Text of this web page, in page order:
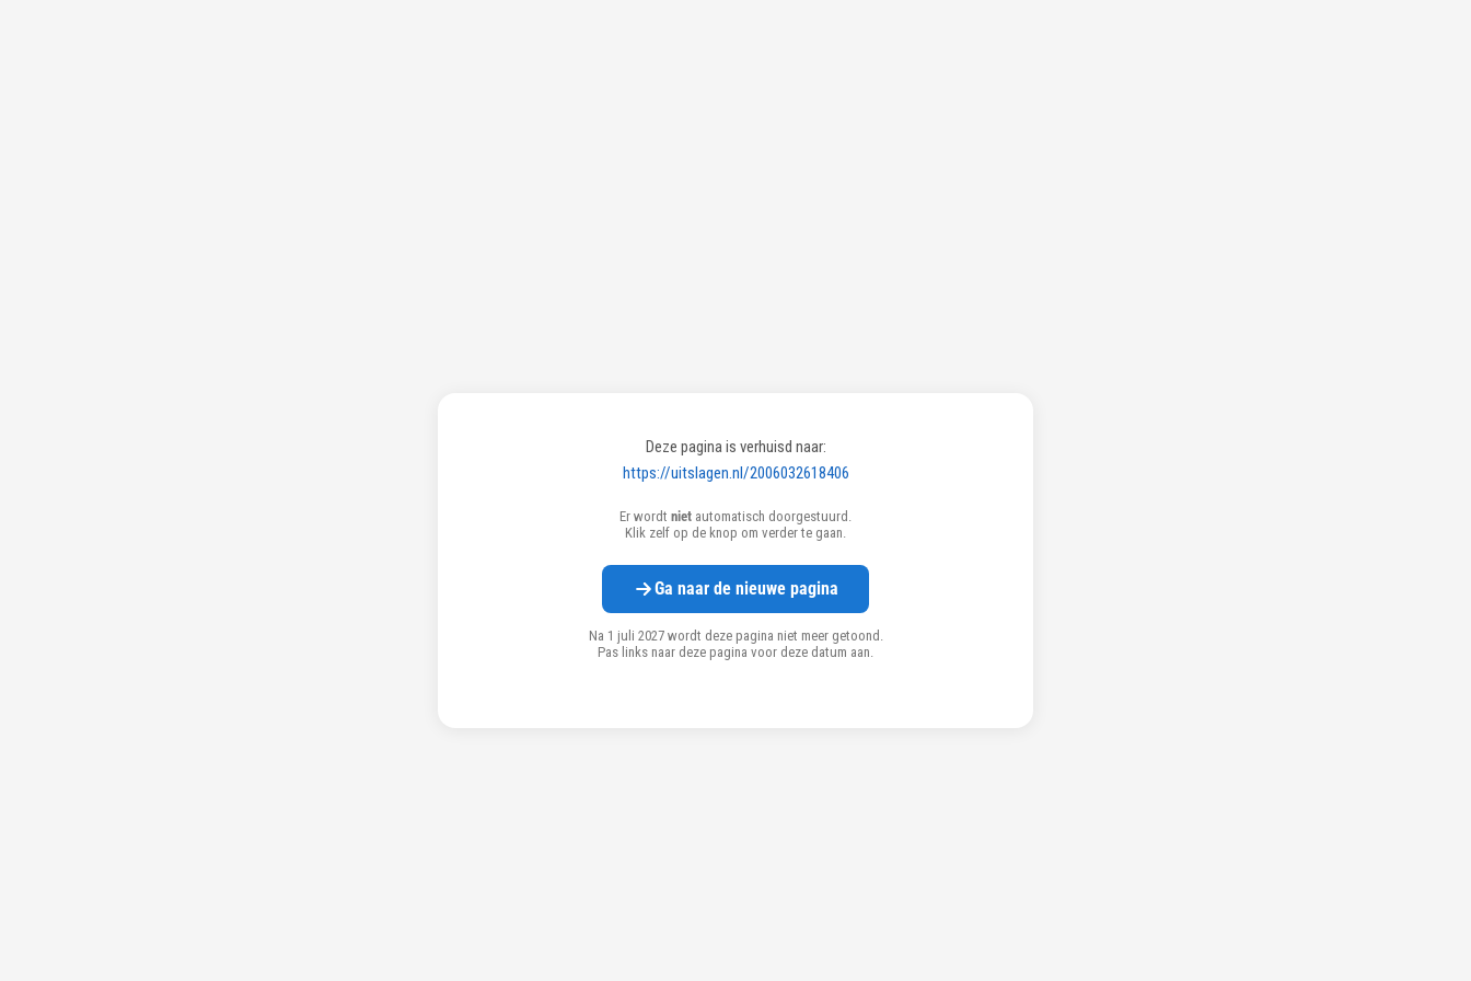
Deze pagina is verhuisd naar:
https://uitslagen.nl/2006032618406
Er wordt niet automatisch doorgestuurd.
Klik zelf op de knop om verder te gaan.
Ga naar de nieuwe pagina
Na 1 juli 2027 wordt deze pagina niet meer getoond.
Pas links naar deze pagina voor deze datum aan.